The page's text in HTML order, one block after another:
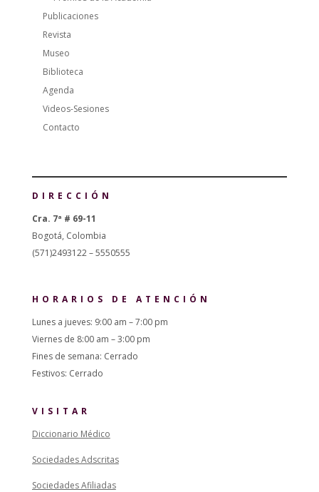
Publicaciones
Revista
Museo
Biblioteca
Agenda
Videos-Sesiones
Contacto
DIRECCIÓN
Cra. 7ª # 69-11
Bogotá, Colombia
(571)2493122 – 5550555
HORARIOS DE ATENCIÓN
Lunes a jueves: 9:00 am – 7:00 pm
Viernes de 8:00 am – 3:00 pm
Fines de semana: Cerrado
Festivos: Cerrado
VISITAR
Diccionario Médico
Sociedades Adscritas
Sociedades Afiliadas